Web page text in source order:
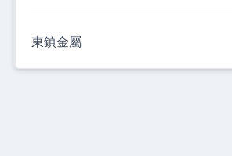
東鎮金屬